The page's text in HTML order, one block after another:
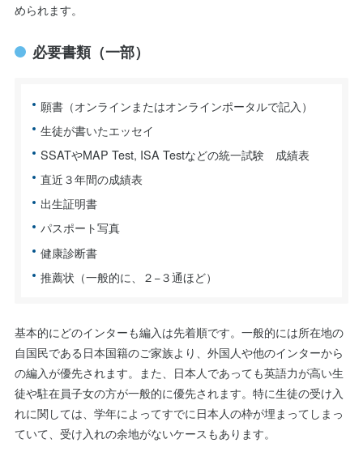
められます。
必要書類（一部）
願書（オンラインまたはオンラインポータルで記入）
生徒が書いたエッセイ
SSATやMAP Test, ISA Testなどの統一試験 成績表
直近３年間の成績表
出生証明書
パスポート写真
健康診断書
推薦状（一般的に、２−３通ほど）
基本的にどのインターも編入は先着順です。一般的には所在地の
自国民である日本国籍のご家族より、外国人や他のインターから
の編入が優先されます。また、日本人であっても英語力が高い生
徒や駐在員子女の方が一般的に優先されます。特に生徒の受け入
れに関しては、学年によってすでに日本人の枠が埋まってしまっ
ていて、受け入れの余地がないケースもあります。